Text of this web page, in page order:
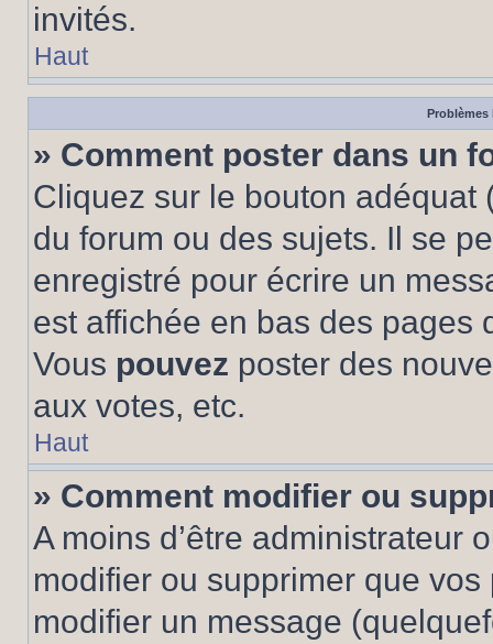
invités.
Haut
Problèmes
» Comment poster dans un
Cliquez sur le bouton
du forum ou des sujets. Il se
enregistré pour écrire un
est affichée en bas des pages
Vous pouvez poster des
aux votes, etc.
Haut
» Comment modifier ou
A moins d’être administrateur
modifier ou supprimer que
modifier un message